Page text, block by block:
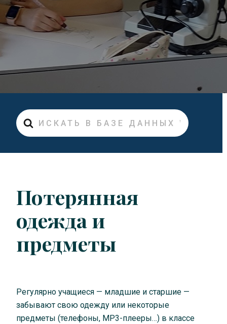
Искать
Потерянная
одежда и
предметы
Регулярно учащиеся — младшие и старшие —
забывают свою одежду или некоторые
предметы (телефоны, MP3-плееры…) в классе